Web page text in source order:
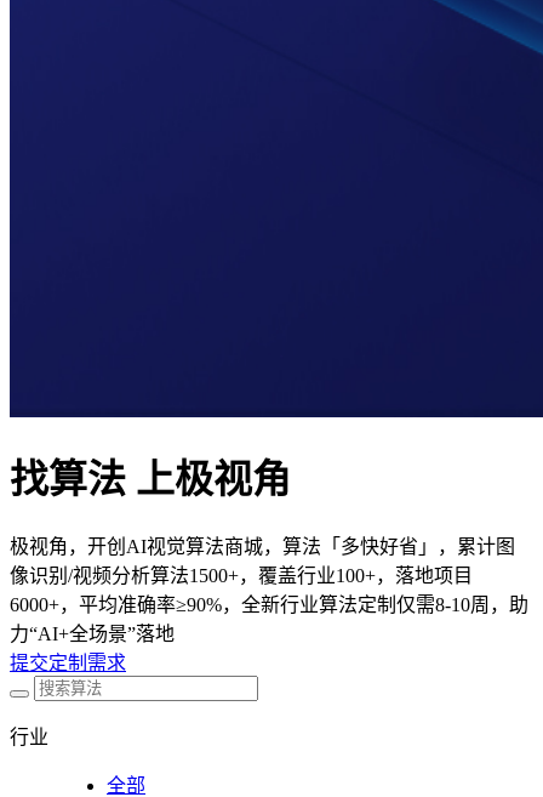
找算法 上极视角
极视角，开创AI视觉算法商城，算法「多快好省」，累计图
像识别/视频分析算法1500+，覆盖行业100+，落地项目
6000+，平均准确率≥90%，全新行业算法定制仅需8-10周，助
力“AI+全场景”落地
提交定制需求
行业
全部